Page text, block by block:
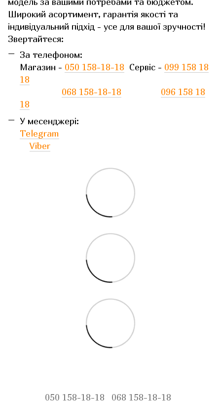
Широкий асортимент, гарантія якості та
індивідуальний підхід - усе для вашої зручності!
Звертайтеся:
За телефоном:
Магазин - 050 158-18-18 Сервіс - 099 158 18
18
068 158-18-18
096 158 18
18
У месенджері:
Telegram
Viber
050 158-18-18 068 158-18-18